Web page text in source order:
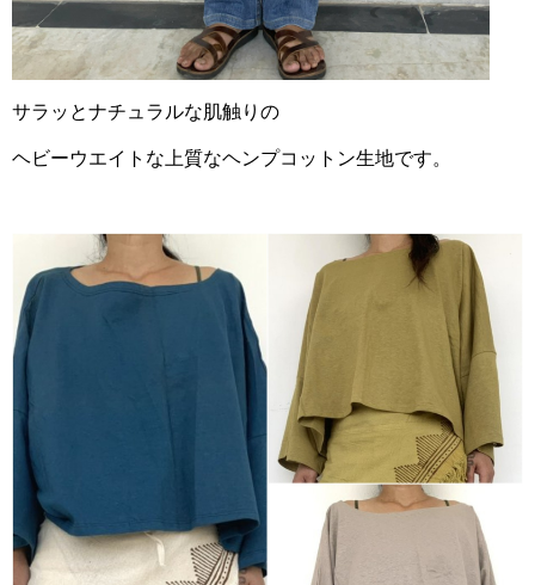
サラッとナチュラルな肌触りの
ヘビーウエイトな上質なヘンプコットン生地です。